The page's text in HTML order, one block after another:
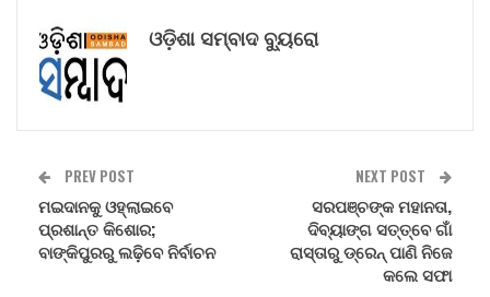
ଓଡ଼ିଶା ସମ୍ବାଦ ବ୍ୟୁରୋ
PREV POST
ମଇଦାନକୁ ଓହ୍ଲାଇବେ
ପ୍ରଶାନ୍ତ କିଶୋର;
ବାଙ୍କିପୁରରୁ ଲଢ଼ିବେ ନିର୍ବାଚନ
NEXT POST
ସରପଞ୍ଚଙ୍କ ମହାନତା,
ଦିବ୍ୟାଙ୍ଗ ସତ୍ତ୍ବେ ଗାଁ
ରାସ୍ତାରୁ ଡ୍ରେନ୍‌ ପାଣି ନିଜେ
କଲେ ସଫା